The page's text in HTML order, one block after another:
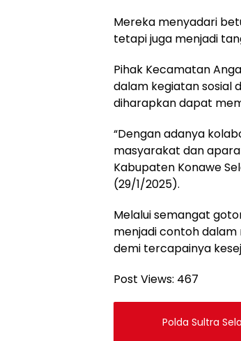
Mereka menyadari
tetapi juga menjadi
Pihak Kecamatan
dalam kegiatan sosial
diharapkan dapat
“Dengan adanya
masyarakat dan
Kabupaten Konawe
(29/1/2025).
Melalui semangat
menjadi contoh dalam
demi tercapainya
Post Views: 467
Polda Sultra